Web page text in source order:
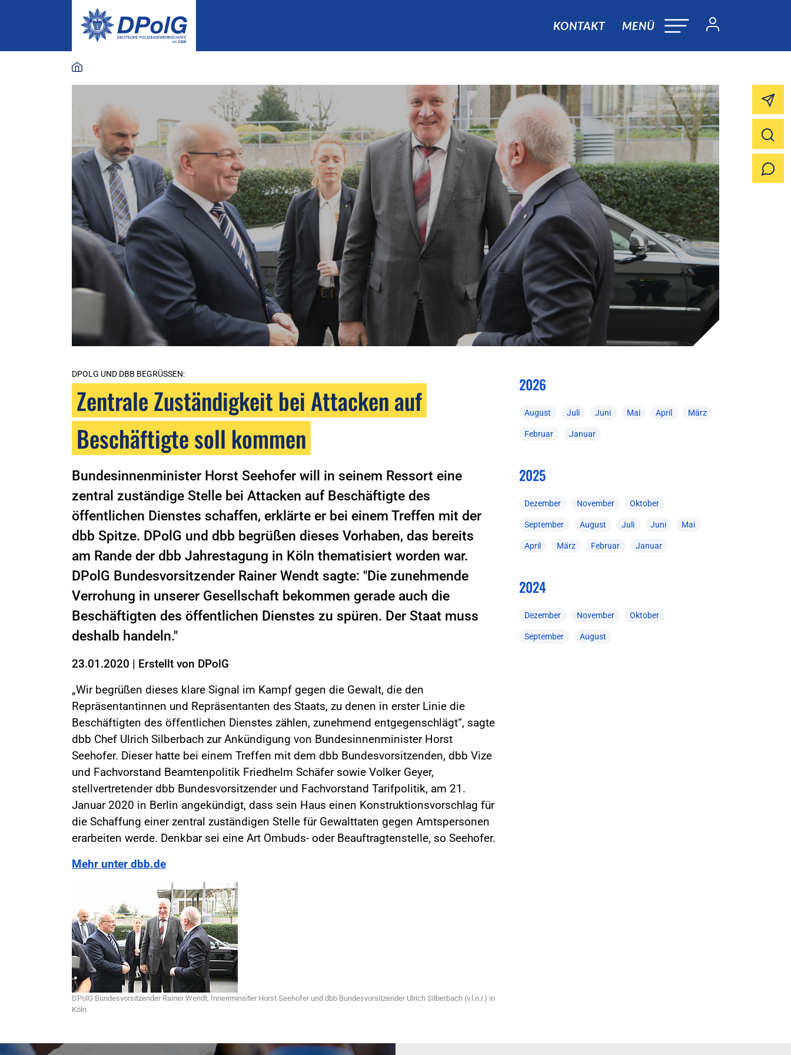
KONTAKT MENÜ
Foto:Windmüller
DPOLG UND DBB BEGRÜSSEN:
Zentrale Zuständigkeit bei Attacken auf
Beschäftigte soll kommen
Bundesinnenminister Horst Seehofer will in seinem Ressort eine
zentral zuständige Stelle bei Attacken auf Beschäftigte des
öffentlichen Dienstes schaffen, erklärte er bei einem Treffen mit der
dbb Spitze. DPolG und dbb begrüßen dieses Vorhaben, das bereits
am Rande der dbb Jahrestagung in Köln thematisiert worden war.
DPolG Bundesvorsitzender Rainer Wendt sagte: "Die zunehmende
Verrohung in unserer Gesellschaft bekommen gerade auch die
Beschäftigten des öffentlichen Dienstes zu spüren. Der Staat muss
deshalb handeln."
23.01.2020 | Erstellt von DPolG
„Wir begrüßen dieses klare Signal im Kampf gegen die Gewalt, die den
Repräsentantinnen und Repräsentanten des Staats, zu denen in erster Linie die
Beschäftigten des öffentlichen Dienstes zählen, zunehmend entgegenschlägt“, sagte
dbb Chef Ulrich Silberbach zur Ankündigung von Bundesinnenminister Horst
Seehofer. Dieser hatte bei einem Treffen mit dem dbb Bundesvorsitzenden, dbb Vize
und Fachvorstand Beamtenpolitik Friedhelm Schäfer sowie Volker Geyer,
stellvertretender dbb Bundesvorsitzender und Fachvorstand Tarifpolitik, am 21.
Januar 2020 in Berlin angekündigt, dass sein Haus einen Konstruktionsvorschlag für
die Schaffung einer zentral zuständigen Stelle für Gewalttaten gegen Amtspersonen
erarbeiten werde. Denkbar sei eine Art Ombuds- oder Beauftragtenstelle, so Seehofer.
Mehr unter dbb.de
DPolG Bundesvorsitzender Rainer Wendt, Innenminsiter Horst Seehofer und dbb Bundesvorsitzender Ulrich Silberbach (v.l.n.r.) in
Köln
2026
August Juli Juni Mai April März
Februar Januar
2025
Dezember November Oktober
September August Juli Juni Mai
April März Februar Januar
2024
Dezember November Oktober
September August